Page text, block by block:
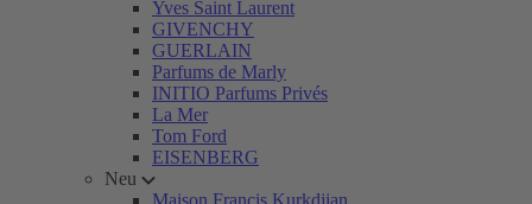
Yves Saint Laurent
GIVENCHY
GUERLAIN
Parfums de Marly
INITIO Parfums Privés
La Mer
Tom Ford
EISENBERG
Neu
Maison Francis Kurkdjian